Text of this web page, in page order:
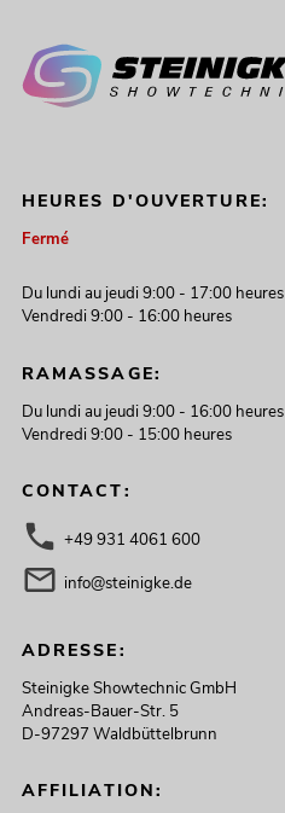
HEURES D'OUVERTURE:
Fermé
Du lundi au jeudi 9:00 - 17:00 heures
Vendredi 9:00 - 16:00 heures
RAMASSAGE:
Du lundi au jeudi 9:00 - 16:00 heures
Vendredi 9:00 - 15:00 heures
CONTACT:
+49 931 4061 600
info@steinigke.de
ADRESSE:
Steinigke Showtechnic GmbH
Andreas-Bauer-Str. 5
D-97297 Waldbüttelbrunn
AFFILIATION: